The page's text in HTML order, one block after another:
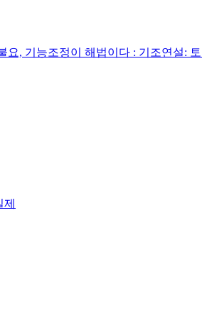
, 기능조정이 해법이다 : 기조연설: